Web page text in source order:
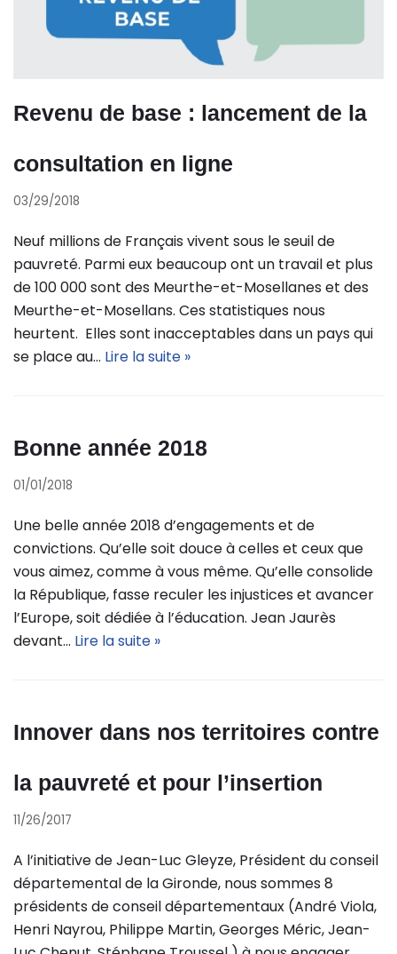
Revenu de base : lancement de la
consultation en ligne
03/29/2018
Neuf millions de Français vivent sous le seuil de
pauvreté. Parmi eux beaucoup ont un travail et plus
de 100 000 sont des Meurthe-et-Mosellanes et des
Meurthe-et-Mosellans. Ces statistiques nous
heurtent. Elles sont inacceptables dans un pays qui
se place au… Lire la suite »
Bonne année 2018
01/01/2018
Une belle année 2018 d’engagements et de
convictions. Qu’elle soit douce à celles et ceux que
vous aimez, comme à vous même. Qu’elle consolide
la République, fasse reculer les injustices et avancer
l’Europe, soit dédiée à l’éducation. Jean Jaurès
devant… Lire la suite »
Innover dans nos territoires contre
la pauvreté et pour l’insertion
11/26/2017
A l’initiative de Jean-Luc Gleyze, Président du conseil
départemental de la Gironde, nous sommes 8
présidents de conseil départementaux (André Viola,
Henri Nayrou, Philippe Martin, Georges Méric, Jean-